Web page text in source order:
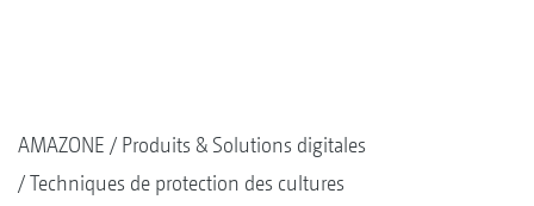
AMAZONE
Produits & Solutions digitales
Techniques de protection des cultures